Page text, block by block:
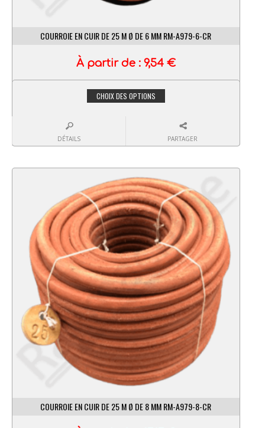
COURROIE EN CUIR DE 25 M Ø DE 6 MM RM-A979-6-CR
À partir de : 9,54 €
CHOIX DES OPTIONS
DÉTAILS PARTAGER
COURROIE EN CUIR DE 25 M Ø DE 8 MM RM-A979-8-CR